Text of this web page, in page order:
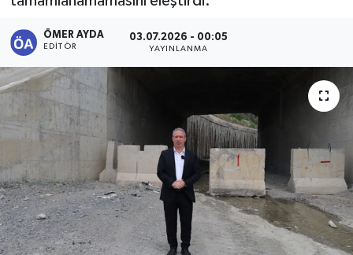
ÖMER AYDA
EDITÖR
03.07.2026 - 00:05
YAYINLANMA
Eğitim
Kültür - Sanat
Siyaset
Spor
Teknoloji
Yazarlar
Son Dakika Haberleri
Haber Arşivi